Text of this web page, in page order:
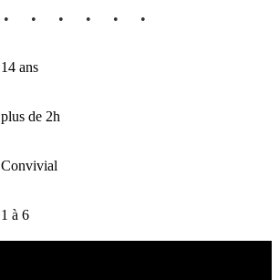
• • • • • •
14 ans
plus de 2h
Convivial
1 à 6